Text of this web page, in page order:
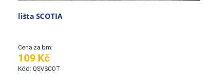
lišta SCOTIA
Cena za bm:
109 Kč
Kód: QSVSCOT